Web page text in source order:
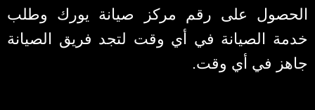
الحصول على رقم مركز صيانة يورك وطلب
خدمة الصيانة في أي وقت لتجد فريق الصيانة
جاهز في أي وقت.